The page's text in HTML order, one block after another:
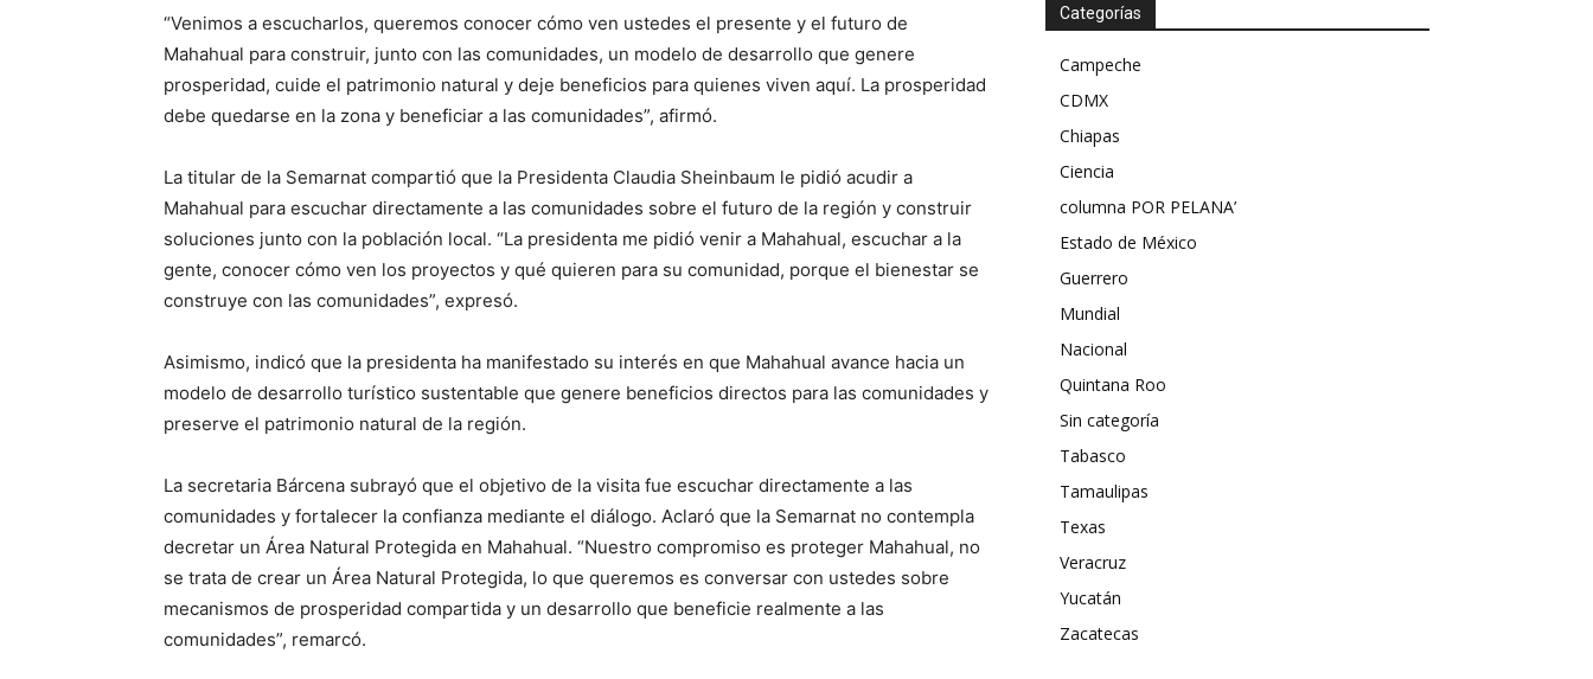
“Venimos a escucharlos, queremos conocer cómo ven ustedes el presente y el futuro de
Mahahual para construir, junto con las comunidades, un modelo de desarrollo que genere
prosperidad, cuide el patrimonio natural y deje beneficios para quienes viven aquí. La prosperidad
debe quedarse en la zona y beneficiar a las comunidades”, afirmó.
La titular de la Semarnat compartió que la Presidenta Claudia Sheinbaum le pidió acudir a
Mahahual para escuchar directamente a las comunidades sobre el futuro de la región y construir
soluciones junto con la población local. “La presidenta me pidió venir a Mahahual, escuchar a la
gente, conocer cómo ven los proyectos y qué quieren para su comunidad, porque el bienestar se
construye con las comunidades”, expresó.
Asimismo, indicó que la presidenta ha manifestado su interés en que Mahahual avance hacia un
modelo de desarrollo turístico sustentable que genere beneficios directos para las comunidades y
preserve el patrimonio natural de la región.
La secretaria Bárcena subrayó que el objetivo de la visita fue escuchar directamente a las
comunidades y fortalecer la confianza mediante el diálogo. Aclaró que la Semarnat no contempla
decretar un Área Natural Protegida en Mahahual. “Nuestro compromiso es proteger Mahahual, no
se trata de crear un Área Natural Protegida, lo que queremos es conversar con ustedes sobre
mecanismos de prosperidad compartida y un desarrollo que beneficie realmente a las
comunidades”, remarcó.
Categorías
Campeche
CDMX
Chiapas
Ciencia
columna POR PELANA’
Estado de México
Guerrero
Mundial
Nacional
Quintana Roo
Sin categoría
Tabasco
Tamaulipas
Texas
Veracruz
Yucatán
Zacatecas